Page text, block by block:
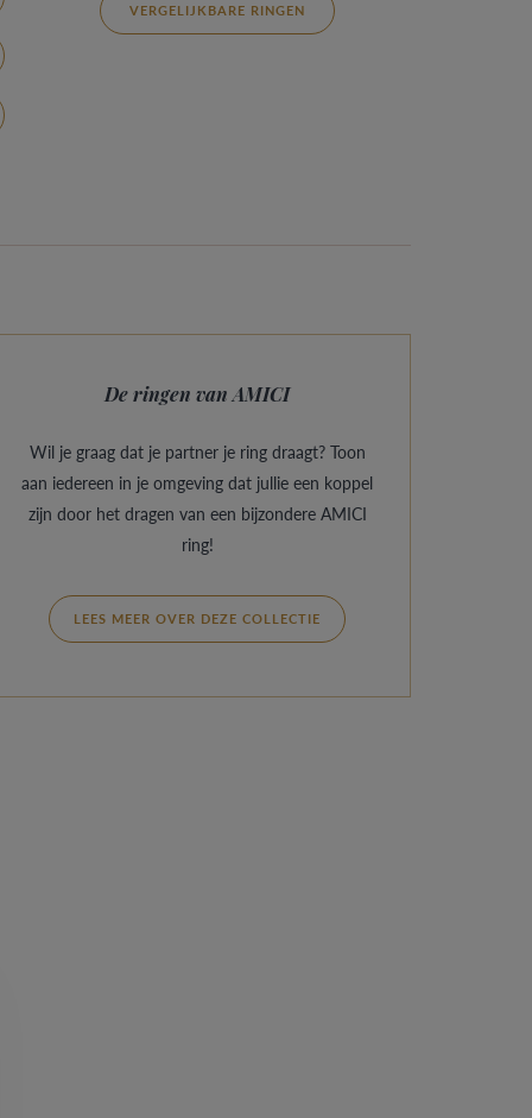
VERGELIJKBARE RINGEN
De ringen van AMICI
Wil je graag dat je partner je ring draagt? Toon
aan iedereen in je omgeving dat jullie een koppel
zijn door het dragen van een bijzondere AMICI
ring!
LEES MEER OVER DEZE COLLECTIE